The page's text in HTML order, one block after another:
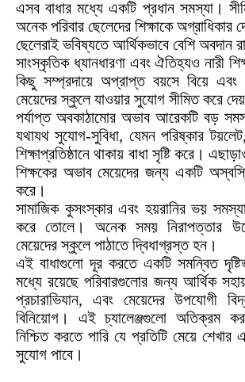
এসব বাধার মধ্যে একটি প্রধান সমস্যা।
অনেক পরিবার ছেলেদের শিক্ষাকে অগ্রাধিকার
ছেলেরাই ভবিষ্যতে আর্থিকভাবে বেশি অবদান
সাংস্কৃতিক ধ্যানধারণা এবং ঐতিহ্যও নারী
কিছু সম্প্রদায়ে অপ্রাপ্ত বয়সে বিয়ে এবং
মেয়েদের স্কুলে যাওয়ার সুযোগ সীমিত করে
পর্যাপ্ত অবকাঠামোর অভাব আরেকটি বড়
যথাযথ সুযোগ-সুবিধা, যেমন পরিষ্কার
শিক্ষাপ্রতিষ্ঠানে থাকায় বাধা সৃষ্টি করে।
শিক্ষকের অভাব মেয়েদের জন্য একটি
করে।
সামাজিক কুসংস্কার এবং হয়রানির ভয়
করে তোলে। অনেক সময় নিরাপত্তার
মেয়েদের স্কুলে পাঠাতে দ্বিধাগ্রস্ত হন।
এই বাধাগুলো দূর করতে একটি সমন্বিত
মধ্যে রয়েছে পরিবারগুলোর জন্য আর্থিক
প্রচারাভিযান, এবং মেয়েদের উপযোগী
বিনিয়োগ। এই চ্যালেঞ্জগুলো অতিক্রম
নিশ্চিত করতে পারি যে প্রতিটি মেয়ে শেখার
সুযোগ পাবে।